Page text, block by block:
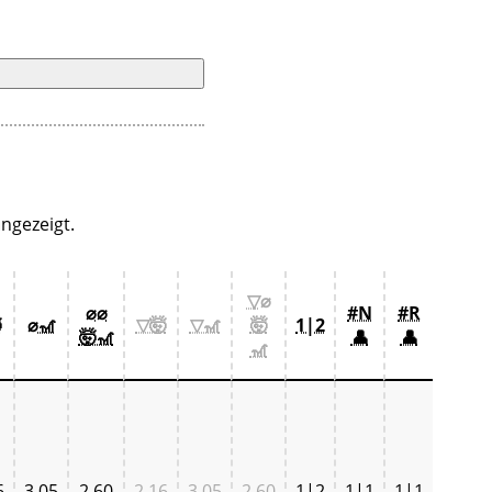
⌀🎢
⌀⌀
🤯🎢
▽🤯 ▽🎢
▽⌀
🤯
🎢
1|2
#N
👤
#R
👤